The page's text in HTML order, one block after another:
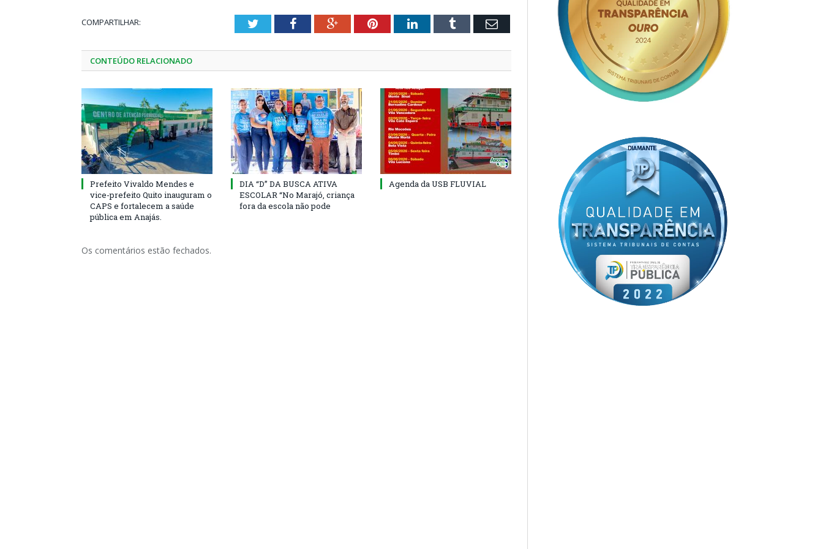
COMPARTILHAR: TwitterFacebookGoogle+PinterestLinkedInTumblr Email
CONTEÚDO RELACIONADO
Prefeito Vivaldo Mendes e
vice-prefeito Quito inauguram o
CAPS e fortalecem a saúde
pública em Anajás.
DIA “D” DA BUSCA ATIVA
ESCOLAR “No Marajó, criança
fora da escola não pode
Agenda da USB FLUVIAL
Os comentários estão fechados.